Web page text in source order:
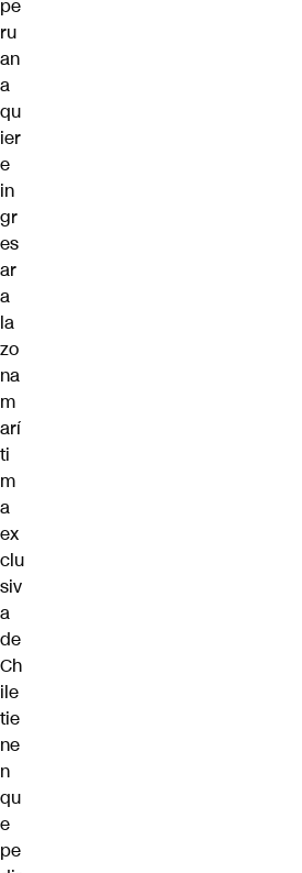
pe
ru
an
a
qu
ier
e
in
gr
es
ar
a
la
zo
na
m
arí
ti
m
a
ex
clu
siv
a
de
Ch
ile
tie
ne
n
qu
e
pe